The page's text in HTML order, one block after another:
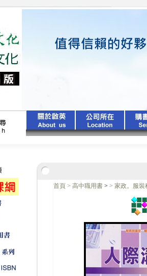
首頁 > 高中職用書 > > 家政。服裝